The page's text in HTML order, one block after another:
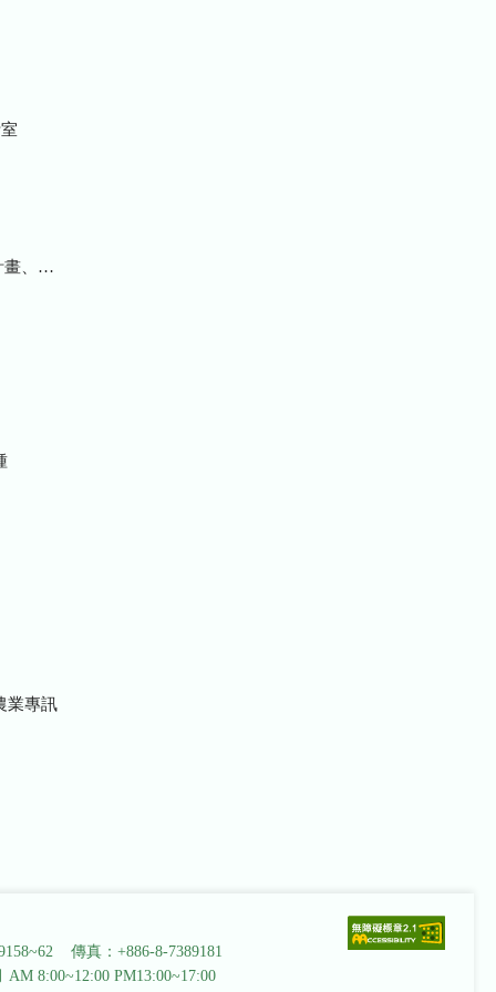
研究報告
業專訊
傳真：+886-8-7389181
AM 8:00~12:00 PM13:00~17:00